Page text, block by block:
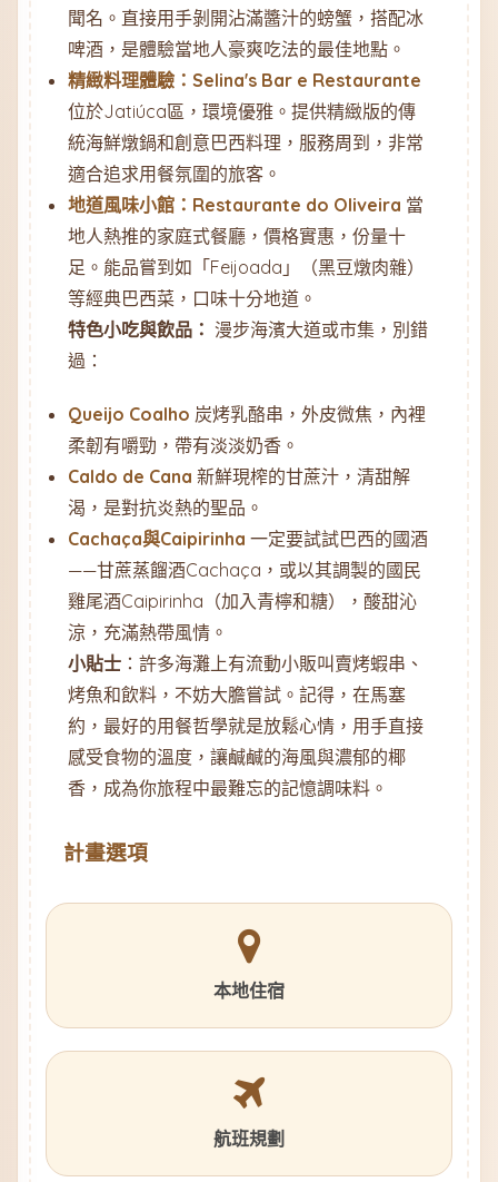
聞名。直接用手剝開沾滿醬汁的螃蟹，搭配冰
啤酒，是體驗當地人豪爽吃法的最佳地點。
精緻料理體驗：Selina's Bar e Restaurante
位於Jatiúca區，環境優雅。提供精緻版的傳
統海鮮燉鍋和創意巴西料理，服務周到，非常
適合追求用餐氛圍的旅客。
地道風味小館：Restaurante do Oliveira 當
地人熱推的家庭式餐廳，價格實惠，份量十
足。能品嘗到如「Feijoada」（黑豆燉肉雜）
等經典巴西菜，口味十分地道。
特色小吃與飲品： 漫步海濱大道或市集，別錯
過：
Queijo Coalho 炭烤乳酪串，外皮微焦，內裡
柔韌有嚼勁，帶有淡淡奶香。
Caldo de Cana 新鮮現榨的甘蔗汁，清甜解
渴，是對抗炎熱的聖品。
Cachaça與Caipirinha 一定要試試巴西的國酒
——甘蔗蒸餾酒Cachaça，或以其調製的國民
雞尾酒Caipirinha（加入青檸和糖），酸甜沁
涼，充滿熱帶風情。
小貼士 ：許多海灘上有流動小販叫賣烤蝦串、
烤魚和飲料，不妨大膽嘗試。記得，在馬塞
約，最好的用餐哲學就是放鬆心情，用手直接
感受食物的溫度，讓鹹鹹的海風與濃郁的椰
香，成為你旅程中最難忘的記憶調味料。
計畫選項
本地住宿
航班規劃